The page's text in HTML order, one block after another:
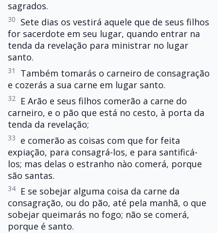
sagrados.
30
Sete dias os vestirá aquele que de seus filhos
for sacerdote em seu lugar, quando entrar na
tenda da revelação para ministrar no lugar
santo.
31
Também tomarás o carneiro de consagração
e cozerás a sua carne em lugar santo.
32
E Arão e seus filhos comerão a carne do
carneiro, e o pão que está no cesto, à porta da
tenda da revelação;
33
e comerão as coisas com que for feita
expiação, para consagrá-los, e para santificá-
los; mas delas o estranho nào comerá, porque
são santas.
34
E se sobejar alguma coisa da carne da
consagração, ou do pão, até pela manhã, o que
sobejar queimarás no fogo; não se comerá,
porque é santo.